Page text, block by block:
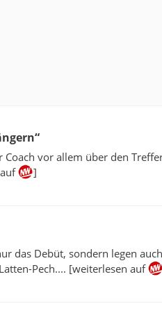
vor allem über den
]
das Debüt, sondern legen
Pech.... [weiterlesen auf